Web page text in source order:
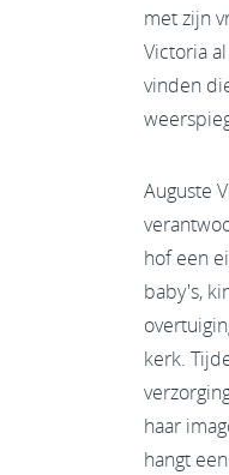
met zijn
Victoria
vinden
Auguste
hof een
baby's,
kerk.
haar
hangt